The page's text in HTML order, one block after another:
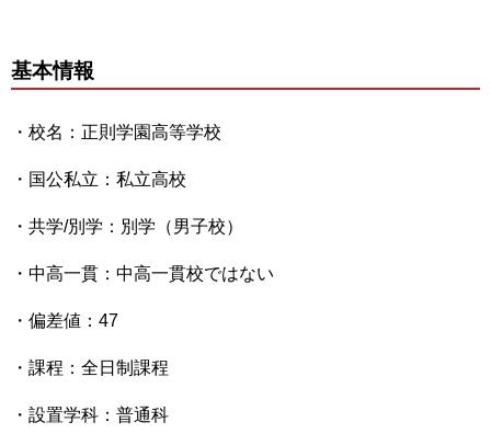
基本情報
・校名：正則学園高等学校
・国公私立：私立高校
・共学/別学：別学（男子校）
・中高一貫：中高一貫校ではない
・偏差値：47
・課程：全日制課程
・設置学科：普通科